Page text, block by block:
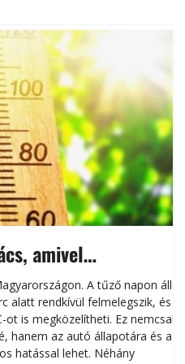
amivel
a nyári károktól
A tűző napon álló
alatt rendkívül felmelegszik, és
is megközelítheti. Ez nemcsak
hanem az autó állapotára és a
hatással lehet. Néhány